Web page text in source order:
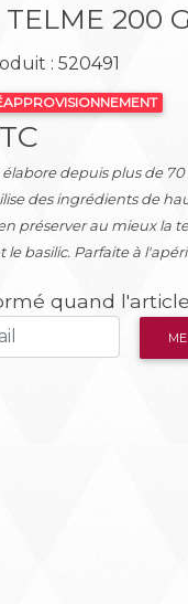
200
: 520491
depuis plus de
des ingrédients de
préserver au mieux la
le basilic. Parfaite à
quand